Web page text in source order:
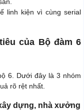
linh kiện vì cùng serial
của Bộ đàm 6
6. Dưới đây là 3 nhóm
rõ rệt nhất.
dựng, nhà xưởng